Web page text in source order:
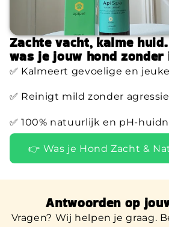
Zachte vacht, kalme
was je jouw hond
✅ Kalmeert gevoelige en
✅ Reinigt mild zonder
✅ 100% natuurlijk en pH-
👉 Was je Hond Zacht &
Antwoorden op
Vragen? Wij helpen je graag.